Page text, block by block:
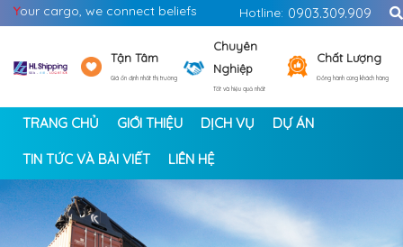
Your cargo, we connect beliefs Hotline: 0903.309.909
Tận Tâm
Giá ổn định nhất thị trường
Chuyên
Nghiệp
Tốt và hiệu quả nhất
Chất Lượng
Đồng hành cùng khách hàng
TRANG CHỦ GIỚI THIỆU DỊCH VỤ DỰ ÁN
TIN TỨC VÀ BÀI VIẾT LIÊN HỆ